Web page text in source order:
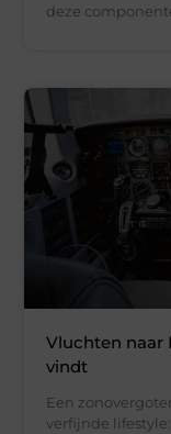
deze
Vluchten naar
vindt
Een
verfijnde